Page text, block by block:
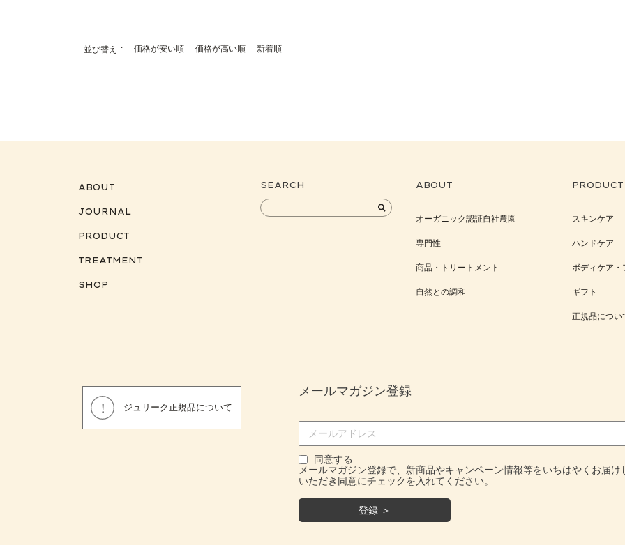
並び替え 価格が安い順 価格が高い順 新着順
ABOUT
JOURNAL
PRODUCT
TREATMENT
SHOP
SEARCH ABOUT
オーガニック認証自社農園
専門性
商品・トリートメント
自然との調和
PRODUCT
スキンケア
ハンドケア
ボディケア・
ギフト
正規品につい
ジュリーク正規品について
メールマガジン登録
同意する
メールマガジン登録で、新商品やキャンペーン情報等をいちはやくお届け
いただき同意にチェックを入れてください。